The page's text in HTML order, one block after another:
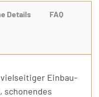
Details FAQ
Einbau-
schonendes